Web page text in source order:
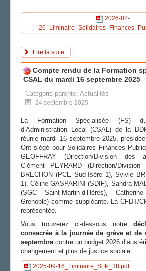
2026-02-
Lire la suite...
Compte rendu de la Formation
CSAL du mardi 16 septembre 2025
Catégorie parente: Actualités
24 septembre 2025
La Formation Spécialisée (FS)
d’Administration Local (CSAL) de la
réunie mardi 16 septembre 2025,
Ont siégé pour Solidaires Finances
GEOFFRAY (Direction/Division des
Clément PEYRARD (Direction/Division
BRECHON (PCE Sud-Isère 1), Sylvie
1), Céline GASPARINI (SDIF), Sandra
(SGC Saint-Martin-d’Hères),
Grenoble) comme suppléante. La CFDT/
représentée.
Vous trouverez ci-dessous notre
consacrée à la journée de grève et de
septembre contre un budget 2026
changement et plus de justice sociale.
2025-09-16_Liminaire_SFP_38.pdf